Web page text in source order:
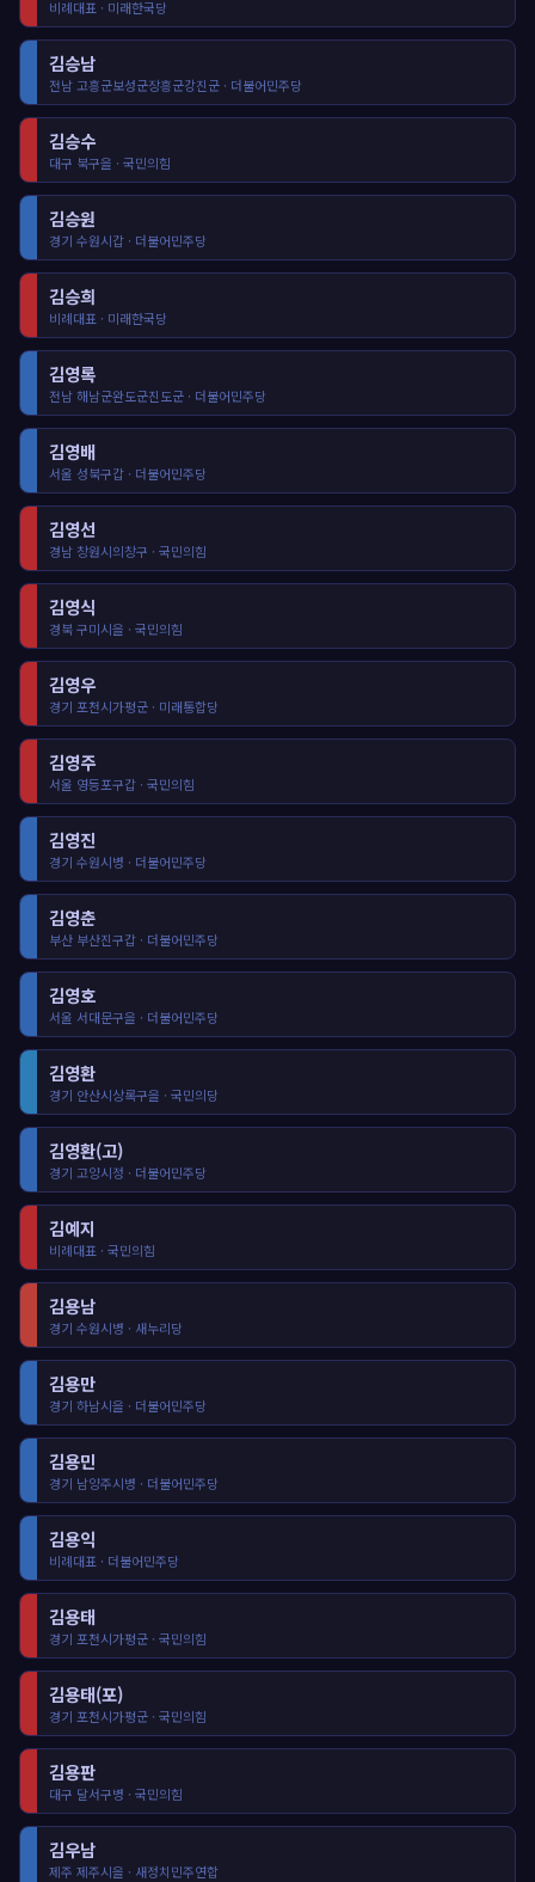
비례대표 · 미래한국당
김승남
전남 고흥군보성군장흥군강진군 · 더불어민주당
김승수
대구 북구을 · 국민의힘
김승원
경기 수원시갑 · 더불어민주당
김승희
비례대표 · 미래한국당
김영록
전남 해남군완도군진도군 · 더불어민주당
김영배
서울 성북구갑 · 더불어민주당
김영선
경남 창원시의창구 · 국민의힘
김영식
경북 구미시을 · 국민의힘
김영우
경기 포천시가평군 · 미래통합당
김영주
서울 영등포구갑 · 국민의힘
김영진
경기 수원시병 · 더불어민주당
김영춘
부산 부산진구갑 · 더불어민주당
김영호
서울 서대문구을 · 더불어민주당
김영환
경기 안산시상록구을 · 국민의당
김영환(고)
경기 고양시정 · 더불어민주당
김예지
비례대표 · 국민의힘
김용남
경기 수원시병 · 새누리당
김용만
경기 하남시을 · 더불어민주당
김용민
경기 남양주시병 · 더불어민주당
김용익
비례대표 · 더불어민주당
김용태
경기 포천시가평군 · 국민의힘
김용태(포)
경기 포천시가평군 · 국민의힘
김용판
대구 달서구병 · 국민의힘
김우남
제주 제주시을 · 새정치민주연합